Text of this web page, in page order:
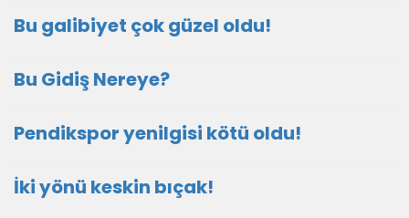
Bu galibiyet çok güzel oldu!
Bu Gidiş Nereye?
Pendikspor yenilgisi kötü oldu!
İki yönü keskin bıçak!